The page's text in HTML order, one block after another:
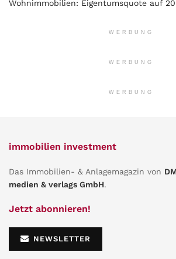
Wohnimmobilien: Eigentumsquote auf
WERBUNG
WERBUNG
WERBUNG
immobilien investment
Das Immobilien- & Anlagemagazin von
medien & verlags GmbH.
Jetzt abonnieren!
NEWSLETTER